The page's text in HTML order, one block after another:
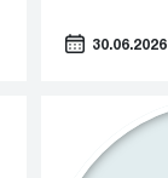
30.06.2026